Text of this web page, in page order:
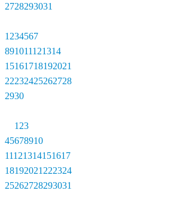
2728293031
1 234567
891011121314
15161718192021
22232425262728
2930
1 23
45678910
11121314151617
18192021 222324
25262728293031